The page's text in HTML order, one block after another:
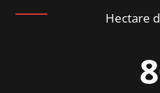
Hectare